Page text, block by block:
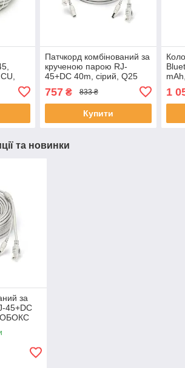
Патчкорд комбінований за
крученою парою RJ-
45+DC 40m, сірий, Q25
757₴ 833 ₴
Купити
5V,
1
та новинки
за
45+DC